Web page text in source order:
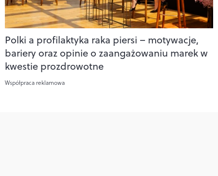
Polki a profilaktyka raka piersi – motywacje,
bariery oraz opinie o zaangażowaniu marek w
kwestie prozdrowotne
Współpraca reklamowa